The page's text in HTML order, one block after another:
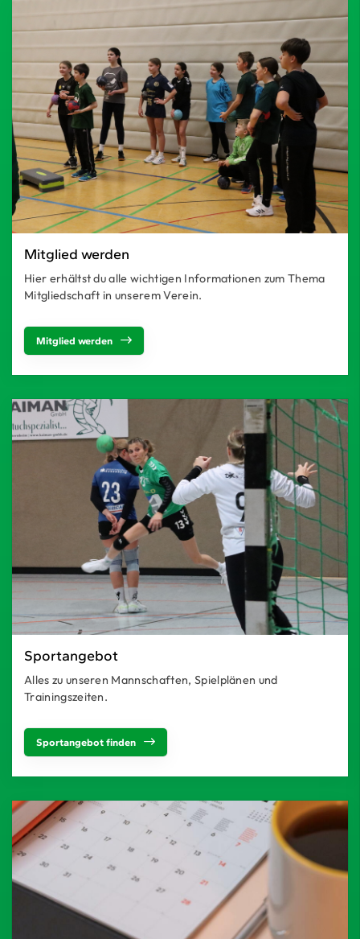
Mitglied werden
Hier erhältst du alle wichtigen Informationen zum Thema
Mitgliedschaft in unserem Verein.
Mitglied werden
Sportangebot
Alles zu unseren Mannschaften, Spielplänen und
Trainingszeiten.
Sportangebot finden